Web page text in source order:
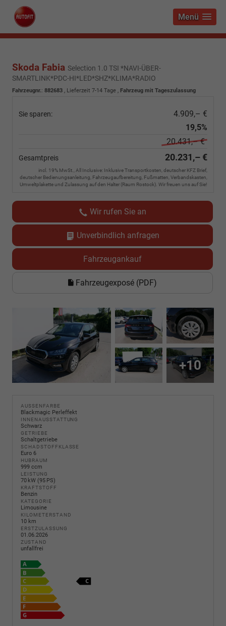
Menü
Skoda Fabia Selection 1.0 TSI *NAVI-ÜBER-
SMARTLINK*PDC-HI*LED*SHZ*KLIMA*RADIO
Fahrzeugnr.: 882683 , Lieferzeit 7-14 Tage , Fahrzeug mit Tageszulassung
Sie sparen:
4.909,– €
19,5%
20.431,– €
Gesamtpreis 20.231,– €
incl. 19% MwSt., All Inclusive: Inklusive Transportkosten, deutscher KFZ Brief,
deutscher Bedienungsanleitung, Fahrzeugaufbereitung, Fußmatten, Verbandskasten,
Umweltplakette und Zulassung auf den Halter (Raum Rostock). Wir freuen uns auf Sie!
Wir rufen Sie an
Unverbindlich anfragen
Fahrzeugankauf
Fahrzeugexposé (PDF)
+10
AUSSENFARBE
Blackmagic Perleffekt
INNENAUSSTATTUNG
Schwarz
GETRIEBE
Schaltgetriebe
SCHADSTOFFKLASSE
Euro 6
HUBRAUM
999 ccm
LEISTUNG
70 kW (95 PS)
KRAFTSTOFF
Benzin
KATEGORIE
Limousine
KILOMETERSTAND
10 km
ERSTZULASSUNG
01.06.2026
ZUSTAND
unfallfrei